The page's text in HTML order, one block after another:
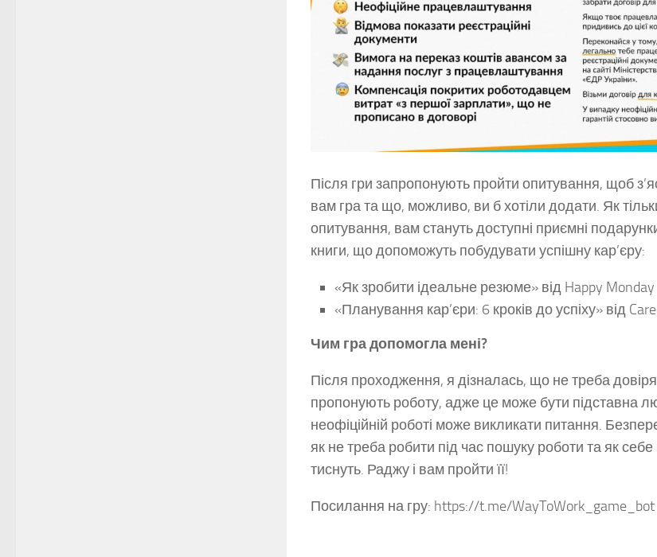
Після гри запропонують пройти опитування, щоб
вам гра та що, можливо, ви б хотіли додати. Як
опитування, вам стануть доступні приємні
книги, що допоможуть побудувати успішну кар’єру:
«Як зробити ідеальне резюме» від Happy Monday
«Планування кар’єри: 6 кроків до успіху» від
Чим гра допомогла мені?
Після проходження, я дізналась, що не треба
пропонують роботу, адже це може бути підставна
неофіційній роботі може викликати питання.
як не треба робити під час пошуку роботи та як
тиснуть. Раджу і вам пройти її!
Посилання на гру: https://t.me/WayToWork_game_bot